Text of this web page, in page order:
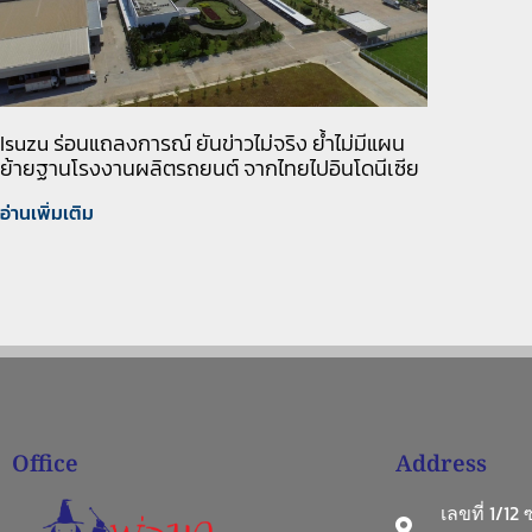
Isuzu ร่อนแถลงการณ์ ยันข่าวไม่จริง ย้ำไม่มีแผน
ย้ายฐานโรงงานผลิตรถยนต์ จากไทยไปอินโดนีเซีย
อ่านเพิ่มเติม
Office Address
เลขที่ 1/